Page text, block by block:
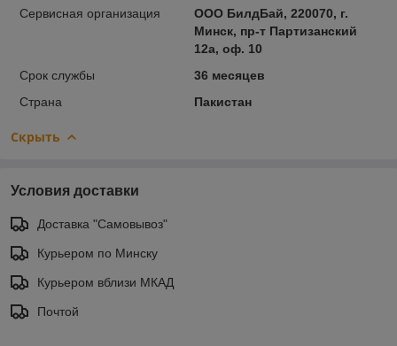
Сервисная организация
ООО БилдБай, 220070, г.
Минск, пр-т Партизанский
12а, оф. 10
Срок службы
36 месяцев
Страна
Пакистан
Скрыть
Условия доставки
Доставка "Самовывоз"
Курьером по Минску
Курьером вблизи МКАД
Почтой